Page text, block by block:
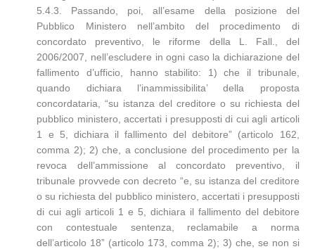
5.4.3. Passando, poi, all’esame della posizione del
Pubblico Ministero nell’ambito del procedimento di
concordato preventivo, le riforme della L. Fall., del
2006/2007, nell’escludere in ogni caso la dichiarazione del
fallimento d’ufficio, hanno stabilito: 1) che il tribunale,
quando dichiara l’inammissibilita’ della proposta
concordataria, “su istanza del creditore o su richiesta del
pubblico ministero, accertati i presupposti di cui agli articoli
1 e 5, dichiara il fallimento del debitore” (articolo 162,
comma 2); 2) che, a conclusione del procedimento per la
revoca dell’ammissione al concordato preventivo, il
tribunale provvede con decreto “e, su istanza del creditore
o su richiesta del pubblico ministero, accertati i presupposti
di cui agli articoli 1 e 5, dichiara il fallimento del debitore
con contestuale sentenza, reclamabile a norma
dell’articolo 18” (articolo 173, comma 2); 3) che, se non si